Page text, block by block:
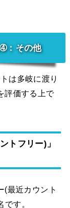
：その他
は多岐に渡り
評価する上で
トフリー)」
(最近カウント
す。